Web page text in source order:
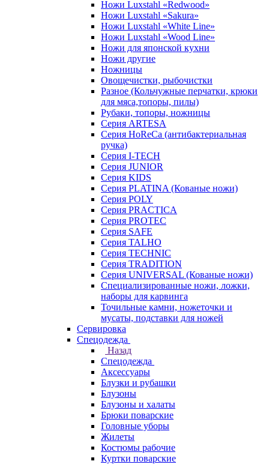
Ножи Luxstahl «Redwood»
Ножи Luxstahl «Sakura»
Ножи Luxstahl «White Line»
Ножи Luxstahl «Wood Line»
Ножи для японской кухни
Ножи другие
Ножницы
Овощечистки, рыбочистки
Разное (Кольчужные перчатки, крюки
для мяса,топоры, пилы)
Рубаки, топоры, ножницы
Серия ARTESA
Серия HoReCa (антибактериальная
ручка)
Серия I-TECH
Серия JUNIOR
Серия KIDS
Серия PLATINA (Кованые ножи)
Серия POLY
Серия PRACTICA
Серия PROTEC
Серия SAFE
Серия TALHO
Серия TECHNIC
Серия TRADITION
Серия UNIVERSAL (Кованые ножи)
Специализированные ножи, ложки,
наборы для карвинга
Точильные камни, ножеточки и
мусаты, подставки для ножей
Сервировка
Спецодежда
Назад
Спецодежда
Аксессуары
Блузки и рубашки
Блузоны
Блузоны и халаты
Брюки поварские
Головные уборы
Жилеты
Костюмы рабочие
Куртки поварские